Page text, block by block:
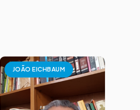
JOÃO EICHBAUM